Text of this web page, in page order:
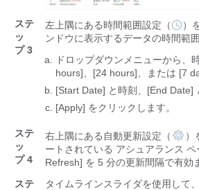
ステ
ッ
プ 3
左上隅にある時間範囲設定（
）
ンドウに表示するデータの時間範
ドロップダウンメニューから、
hours] 、[24 hours] 、または [7
[Start Date] と時刻、[End Date]
[Apply] をクリックします。
ステ
ッ
プ 4
右上隅にある自動更新設定（
）
ートされている アシュアランス ペ
Refresh] を 5 分の更新間隔で有効
ステ
タイムラインスライダを使用して